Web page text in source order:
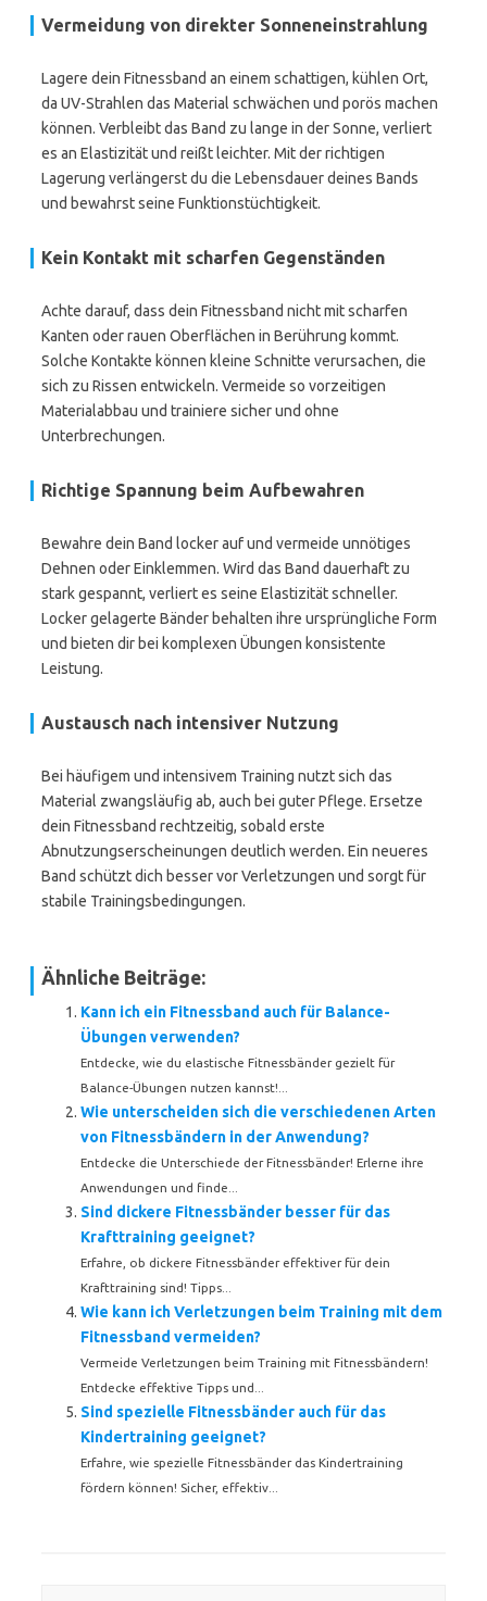
Vermeidung von direkter Sonneneinstrahlung
Lagere dein Fitnessband an einem schattigen, kühlen Ort,
da UV-Strahlen das Material schwächen und porös machen
können. Verbleibt das Band zu lange in der Sonne, verliert
es an Elastizität und reißt leichter. Mit der richtigen
Lagerung verlängerst du die Lebensdauer deines Bands
und bewahrst seine Funktionstüchtigkeit.
Kein Kontakt mit scharfen Gegenständen
Achte darauf, dass dein Fitnessband nicht mit scharfen
Kanten oder rauen Oberflächen in Berührung kommt.
Solche Kontakte können kleine Schnitte verursachen, die
sich zu Rissen entwickeln. Vermeide so vorzeitigen
Materialabbau und trainiere sicher und ohne
Unterbrechungen.
Richtige Spannung beim Aufbewahren
Bewahre dein Band locker auf und vermeide unnötiges
Dehnen oder Einklemmen. Wird das Band dauerhaft zu
stark gespannt, verliert es seine Elastizität schneller.
Locker gelagerte Bänder behalten ihre ursprüngliche Form
und bieten dir bei komplexen Übungen konsistente
Leistung.
Austausch nach intensiver Nutzung
Bei häufigem und intensivem Training nutzt sich das
Material zwangsläufig ab, auch bei guter Pflege. Ersetze
dein Fitnessband rechtzeitig, sobald erste
Abnutzungserscheinungen deutlich werden. Ein neueres
Band schützt dich besser vor Verletzungen und sorgt für
stabile Trainingsbedingungen.
Ähnliche Beiträge:
Kann ich ein Fitnessband auch für Balance-
Übungen verwenden?
Entdecke, wie du elastische Fitnessbänder gezielt für
Balance-Übungen nutzen kannst!...
Wie unterscheiden sich die verschiedenen Arten
von Fitnessbändern in der Anwendung?
Entdecke die Unterschiede der Fitnessbänder! Erlerne ihre
Anwendungen und finde...
Sind dickere Fitnessbänder besser für das
Krafttraining geeignet?
Erfahre, ob dickere Fitnessbänder effektiver für dein
Krafttraining sind! Tipps...
Wie kann ich Verletzungen beim Training mit dem
Fitnessband vermeiden?
Vermeide Verletzungen beim Training mit Fitnessbändern!
Entdecke effektive Tipps und...
Sind spezielle Fitnessbänder auch für das
Kindertraining geeignet?
Erfahre, wie spezielle Fitnessbänder das Kindertraining
fördern können! Sicher, effektiv...